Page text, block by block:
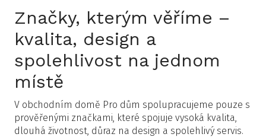
Značky, kterým věříme –
kvalita, design a
spolehlivost na jednom
místě
V obchodním domě Pro dům spolupracujeme pouze s
prověřenými značkami, které spojuje vysoká kvalita,
dlouhá životnost, důraz na design a spolehlivý servis.